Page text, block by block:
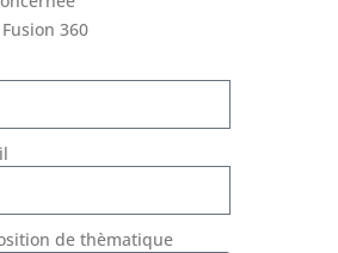
Fusion 360
de thèmatique